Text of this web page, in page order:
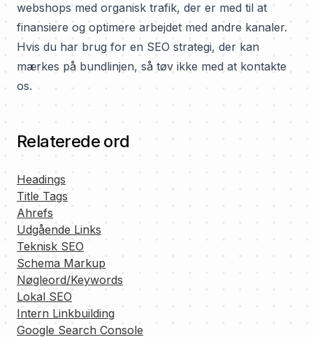
webshops med organisk trafik, der er med til at
finansiere og optimere arbejdet med andre kanaler.
Hvis du har brug for en SEO strategi, der kan
mærkes på bundlinjen, så tøv ikke med at kontakte
os.
Relaterede ord
Headings
Title Tags
Ahrefs
Udgående Links
Teknisk SEO
Schema Markup
Nøgleord/Keywords
Lokal SEO
Intern Linkbuilding
Google Search Console